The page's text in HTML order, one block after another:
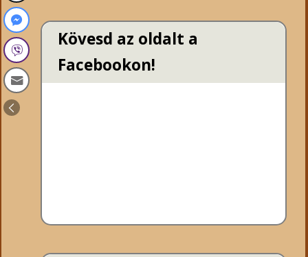
Kövesd az oldalt a
Facebookon!